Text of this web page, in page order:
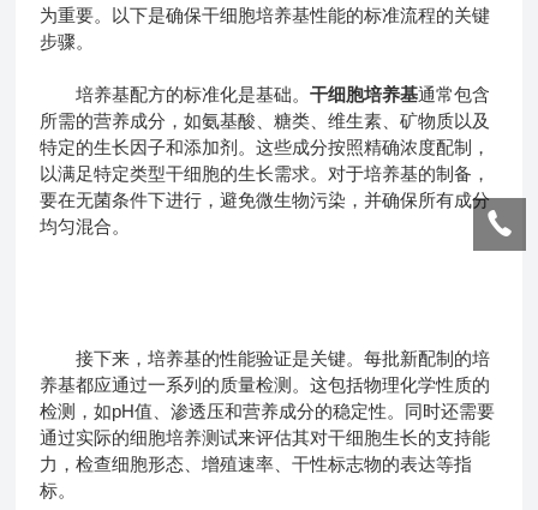
为重要。以下是确保干细胞培养基性能的标准流程的关键
步骤。
培养基配方的标准化是基础。干细胞培养基通常包含
所需的营养成分，如氨基酸、糖类、维生素、矿物质以及
特定的生长因子和添加剂。这些成分按照精确浓度配制，
以满足特定类型干细胞的生长需求。对于培养基的制备，
要在无菌条件下进行，避免微生物污染，并确保所有成分
均匀混合。
接下来，培养基的性能验证是关键。每批新配制的培
养基都应通过一系列的质量检测。这包括物理化学性质的
检测，如pH值、渗透压和营养成分的稳定性。同时还需要
通过实际的细胞培养测试来评估其对干细胞生长的支持能
力，检查细胞形态、增殖速率、干性标志物的表达等指
标。